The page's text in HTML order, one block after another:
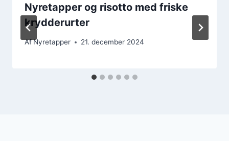
Nyretapper og risotto med friske
krydderurter
AfNyretapper 21. december 2024